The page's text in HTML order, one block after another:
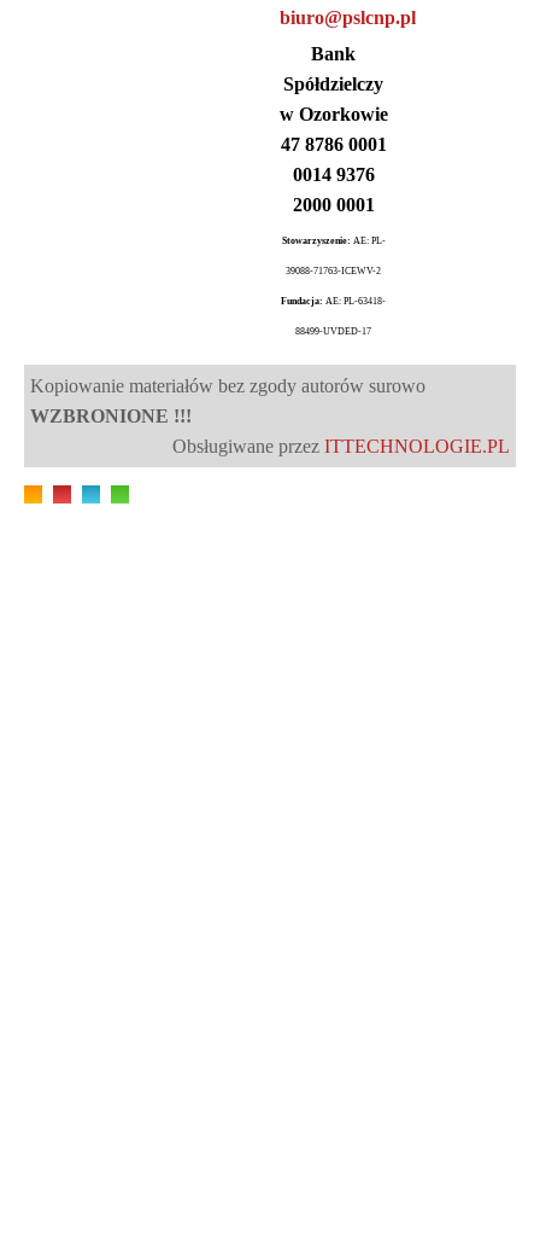
biuro@pslcnp.pl
Bank
Spółdzielczy
w Ozorkowie
47 8786 0001
0014 9376
2000 0001
Stowarzyszenie: AE: PL-
39088-71763-ICEWV-2
Fundacja: AE: PL-63418-
88499-UVDED-17
Kopiowanie materiałów bez zgody autorów surowo
WZBRONIONE !!!
Obsługiwane przez ITTECHNOLOGIE.PL